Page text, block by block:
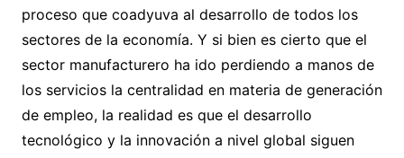
proceso que coadyuva al desarrollo de todos los
sectores de la economía. Y si bien es cierto que el
sector manufacturero ha ido perdiendo a manos de
los servicios la centralidad en materia de generación
de empleo, la realidad es que el desarrollo
tecnológico y la innovación a nivel global siguen